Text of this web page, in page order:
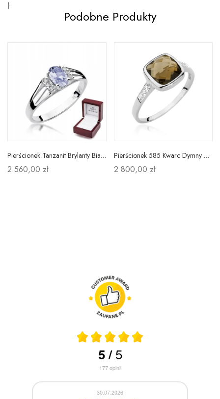
}
Podobne Produkty
Pierścionek Tanzanit Brylanty Białe Złoto Grawer
2 560,00 zł
Pierścionek 585 Kwarc Dymny Brylanty Białe Złoto
2 800,00 zł
5/5
177opinii
30.07.2026